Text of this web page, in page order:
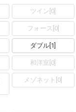
ツイン 0
フォース 0]
ダブル 1
和洋室 0
メゾネット 0